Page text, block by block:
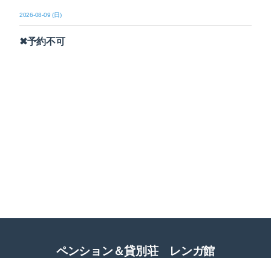
2026-08-09 (日)
✖予約不可
ペンション＆貸別荘 レンガ館